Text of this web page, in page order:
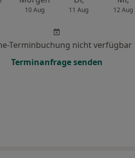
10 Aug 11 Aug 12 Aug
Terminbuchung nicht verfügbar
Terminanfrage senden